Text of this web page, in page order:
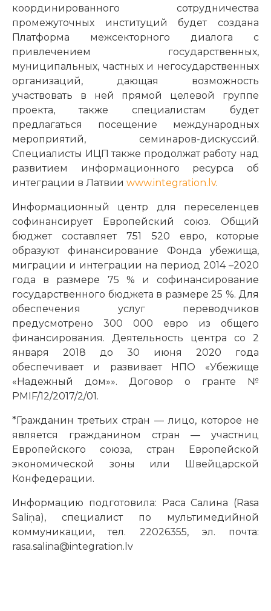
координированного сотрудничества
промежуточных институций будет создана
Платформа межсекторного диалога с
привлечением государственных,
муниципальных, частных и негосударственных
организаций, дающая возможность
участвовать в ней прямой целевой группе
проекта, также специалистам будет
предлагаться посещение международных
мероприятий, семинаров-дискуссий.
Специалисты ИЦП также продолжат работу над
развитием информационного ресурса об
интеграции в Латвии www.integration.lv.
Информационный центр для переселенцев
софинансирует Европейский союз. Общий
бюджет составляет 751 520 евро, которые
образуют финансирование Фонда убежища,
миграции и интеграции на период 2014 –2020
года в размере 75 % и софинансирование
государственного бюджета в размере 25 %. Для
обеспечения услуг переводчиков
предусмотрено 300 000 евро из общего
финансирования. Деятельность центра со 2
января 2018 до 30 июня 2020 года
обеспечивает и развивает НПО «Убежище
«Надежный дом»». Договор о гранте №
PMIF/12/2017/2/01.
*Гражданин третьих стран — лицо, которое не
является гражданином стран — участниц
Европейского союза, стран Европейской
экономической зоны или Швейцарской
Конфедерации.
Информацию подготовила: Раса Салина (Rasa
Saliņa), специалист по мультимедийной
коммуникации, тел. 22026355, эл. почта:
rasa.salina@integration.lv